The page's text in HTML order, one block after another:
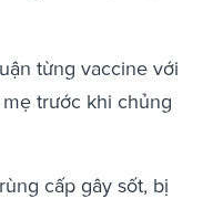
từng vaccine với
trước khi chủng
cấp gây sốt, bị